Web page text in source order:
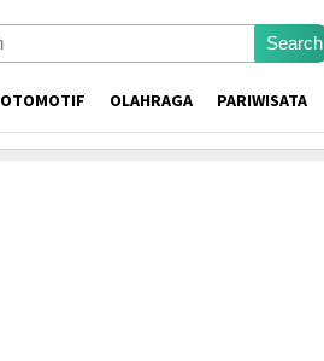
Search
OTOMOTIF OLAHRAGA PARIWISATA